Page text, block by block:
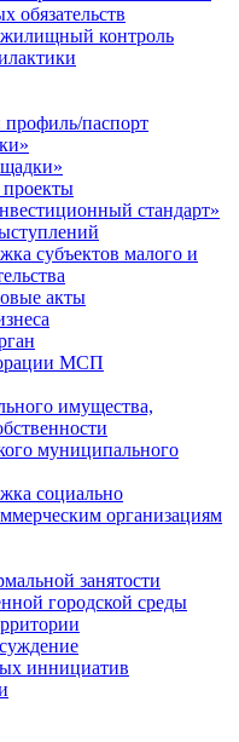
обязательств
контроль
паспорт
стандарт»
субъектов малого и
акты
МСП
имущества,
муниципального
социально
организациям
занятости
городской среды
иннициатив